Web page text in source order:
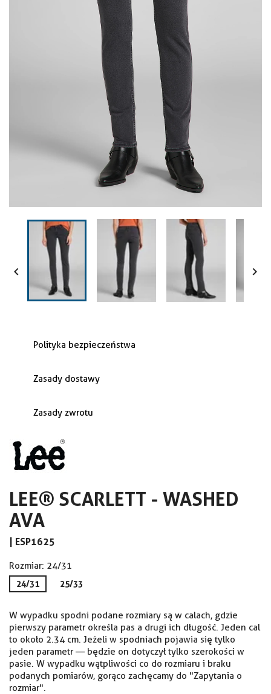
 
Polityka bezpieczeństwa
Zasady dostawy
Zasady zwrotu
LEE® SCARLETT - WASHED
AVA
| ESP1625
Rozmiar: 24/31
24/31 25/33
W wypadku spodni podane rozmiary są w calach, gdzie
pierwszy parametr określa pas a drugi ich długość. Jeden cal
to około 2.34 cm. Jeżeli w spodniach pojawia się tylko
jeden parametr — będzie on dotyczył tylko szerokości w
pasie. W wypadku wątpliwości co do rozmiaru i braku
podanych pomiarów, gorąco zachęcamy do "Zapytania o
rozmiar".